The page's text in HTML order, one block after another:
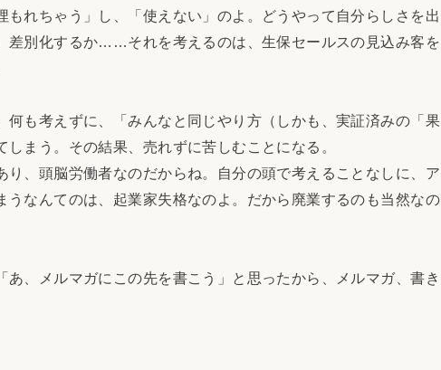
れちゃう」し、「使えない」のよ。どうやって自分らしさを出
差別化するか……それを考えるのは、生保セールスの見込み客を
も考えずに、「みんなと同じやり方（しかも、実証済みの「果
まう。その結果、売れずに苦しむことになる。
、頭脳労働者なのだからね。自分の頭で考えることなしに、ア
うなんてのは、起業家失格なのよ。だから廃業するのも当然なの
、メルマガにこの先を書こう」と思ったから、メルマガ、書き